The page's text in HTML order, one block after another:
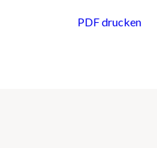
PDF drucken